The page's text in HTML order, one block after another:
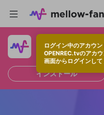
ログイン中のアカウン
OPENREC.tvのアカ
画面からログインして
快適に視聴するなら、
インストール